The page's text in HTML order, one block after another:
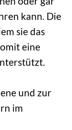
kann. Die
sie das
eine
und zur
im